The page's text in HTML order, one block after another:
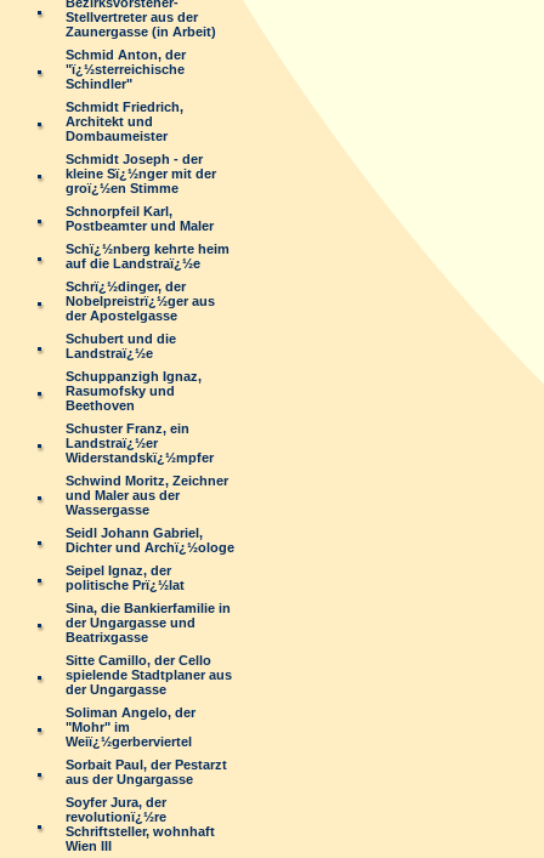
Stellvertreter aus der
Zaunergasse (in Arbeit)
Schmid Anton, der
"ï¿½sterreichische
Schindler"
Schmidt Friedrich,
Architekt und
Dombaumeister
Schmidt Joseph - der
kleine Sï¿½nger mit der
groï¿½en Stimme
Schnorpfeil Karl,
Postbeamter und Maler
Schï¿½nberg kehrte heim
auf die Landstraï¿½e
Schrï¿½dinger, der
Nobelpreistrï¿½ger aus
der Apostelgasse
Schubert und die
Landstraï¿½e
Schuppanzigh Ignaz,
Rasumofsky und
Beethoven
Schuster Franz, ein
Landstraï¿½er
Widerstandskï¿½mpfer
Schwind Moritz, Zeichner
und Maler aus der
Wassergasse
Seidl Johann Gabriel,
Dichter und Archï¿½ologe
Seipel Ignaz, der
politische Prï¿½lat
Sina, die Bankierfamilie in
der Ungargasse und
Beatrixgasse
Sitte Camillo, der Cello
spielende Stadtplaner aus
der Ungargasse
Soliman Angelo, der
"Mohr" im
Weiï¿½gerberviertel
Sorbait Paul, der Pestarzt
aus der Ungargasse
Soyfer Jura, der
revolutionï¿½re
Schriftsteller, wohnhaft
Wien III